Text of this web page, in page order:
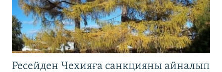
Ресейден Чехияға санкцияны айналып